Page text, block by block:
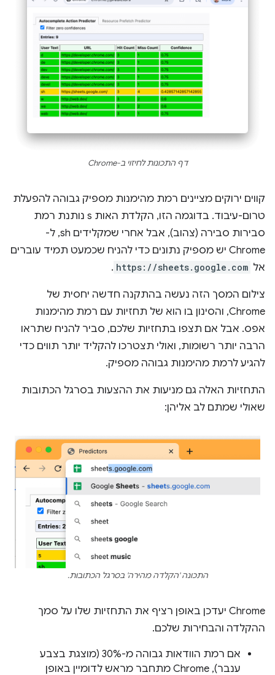
דף התכונות לחיזוי ב-Chrome
קווים ירוקים מציינים רמת מהימנות מספיק גבוהה להפעלת
טרום-עיבוד. בדוגמה הזו, הקלדת האות s נותנת רמת
סבירות סבירה (צהוב), אבל אחרי שמקלידים sh, ל-
Chrome יש מספיק נתונים כדי להניח שכמעט תמיד עוברים
אל https://sheets.google.com
.
צילום המסך הזה נעשה בהתקנה חדשה יחסית של
Chrome, והסינון בו הוא של תחזיות עם רמת מהימנות
אפס. אבל אם תצפו בתחזיות שלכם, סביר להניח שתראו
הרבה יותר רשומות, ואולי תצטרכו להקליד יותר תווים כדי
להגיע לרמת מהימנות גבוהה מספיק.
התחזיות האלה גם מניעות את ההצעות בסרגל הכתובות
שאולי שמתם לב אליהן:
התכונה 'הקלדה מהירה' בסרגל הכתובות.
‫Chrome יעדכן באופן רציף את התחזיות שלו על סמך
ההקלדה והבחירות שלכם.
אם רמת הוודאות גבוהה מ-30% (מוצגת בצבע
ענבר), Chrome מתחבר מראש לדומיין באופן